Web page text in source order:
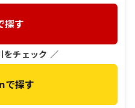
探す
をチェック ／
で探す